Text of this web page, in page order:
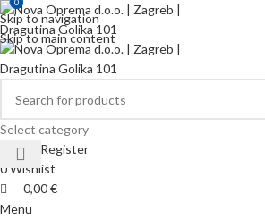
Skip to navigation
Skip to main content
Select category
Login / Register
0 Wishlist
0
0,00€
Menu
0